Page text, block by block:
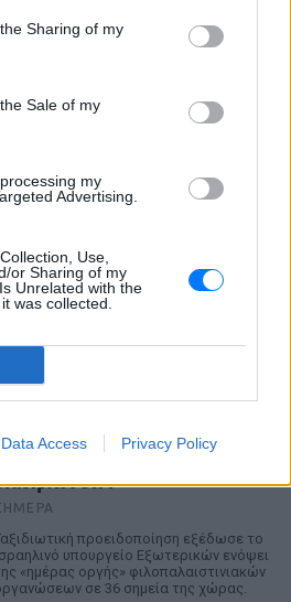
Sharing of my
Sale of my
my
Advertising.
Use,
or Sharing of my
Unrelated with the
was collected.
Data Access Privacy Policy
στην Ελλάδα: «Κρύψτε ότι
είστε Ισραηλινοί» λόγω
προειδοποίηση εξέδωσε το
υπουργείο Εξωτερικών ενόψει
«ημέρας οργής» φιλοπαλαιστινιακών
σε 36 σημεία της χώρας.